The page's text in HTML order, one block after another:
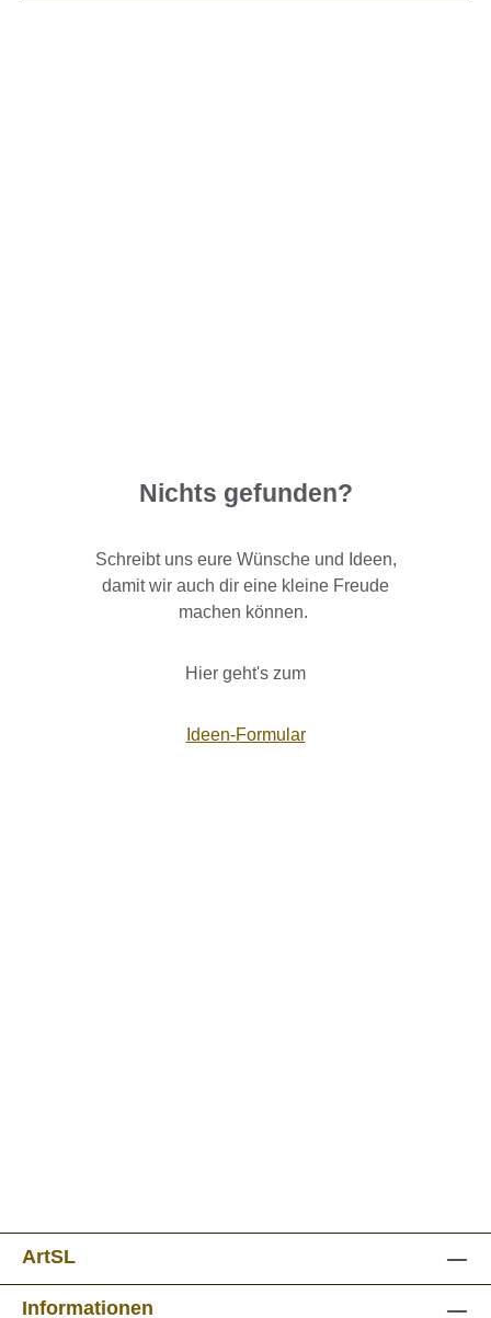
Nichts gefunden?
Schreibt uns eure Wünsche und Ideen,
damit wir auch dir eine kleine Freude
machen können.
Hier geht's zum
Ideen-Formular
ArtSL
Informationen